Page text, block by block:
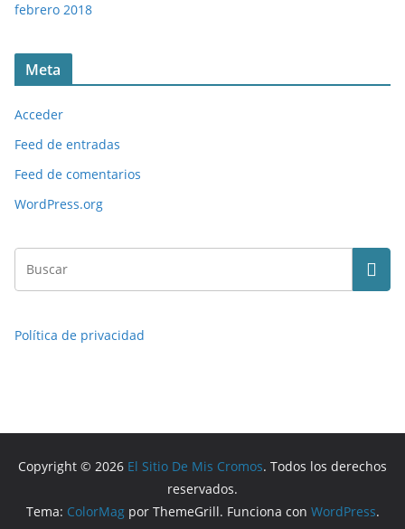
febrero 2018
Meta
Acceder
Feed de entradas
Feed de comentarios
WordPress.org
Política de privacidad
Copyright © 2026 El Sitio De Mis Cromos. Todos los derechos
reservados.
Tema: ColorMagpor ThemeGrill. Funciona con WordPress.